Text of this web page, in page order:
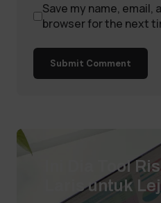
Save my name, email,
browser for the next
Submit Comment
Ini Dia Tool
Laris untuk